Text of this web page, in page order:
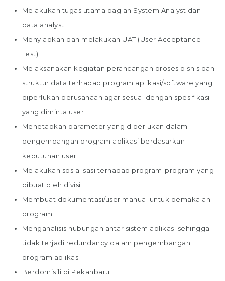
Melakukan tugas utama bagian System Analyst dan
data analyst
Menyiapkan dan melakukan UAT (User Acceptance
Test)
Melaksanakan kegiatan perancangan proses bisnis dan
struktur data terhadap program aplikasi/software yang
diperlukan perusahaan agar sesuai dengan spesifikasi
yang diminta user
Menetapkan parameter yang diperlukan dalam
pengembangan program aplikasi berdasarkan
kebutuhan user
Melakukan sosialisasi terhadap program-program yang
dibuat oleh divisi IT
Membuat dokumentasi/user manual untuk pemakaian
program
Menganalisis hubungan antar sistem aplikasi sehingga
tidak terjadi redundancy dalam pengembangan
program aplikasi
Berdomisili di Pekanbaru